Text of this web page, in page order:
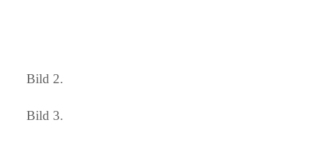
Bild 2.
Bild 3.